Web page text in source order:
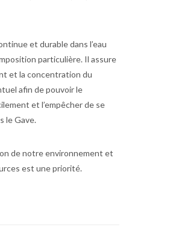
et durable dans l’eau
particulière. Il assure
et la concentration du
afin de pouvoir le
et l’empêcher de se
le Gave.
de notre environnement et
est une priorité.